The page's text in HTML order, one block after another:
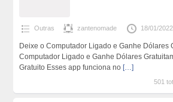
Outras zantenomade 18/01/2022
Deixe o Computador Ligado e Ganhe Dólares
Computador Ligado e Ganhe Dólares
Gratuito Esses app funciona no […]
501